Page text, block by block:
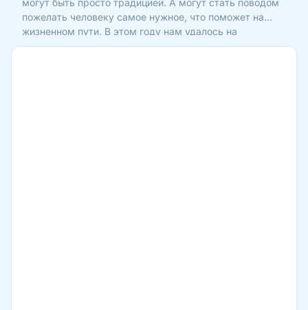
могут быть просто традицией. А могут стать поводом
пожелать человеку самое нужное, что поможет на
жизненном пути. В этом году нам удалось на
страницах газеты пообщаться со многими